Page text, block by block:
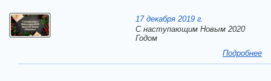
17 декабря 2019 г.
C наступающим Новым 2020
Годом
Подробнее